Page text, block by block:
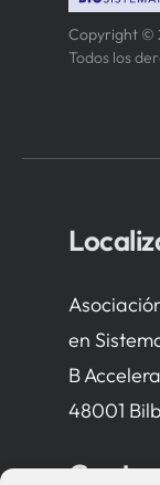
Copyright ©
Todos los
en
B
48001